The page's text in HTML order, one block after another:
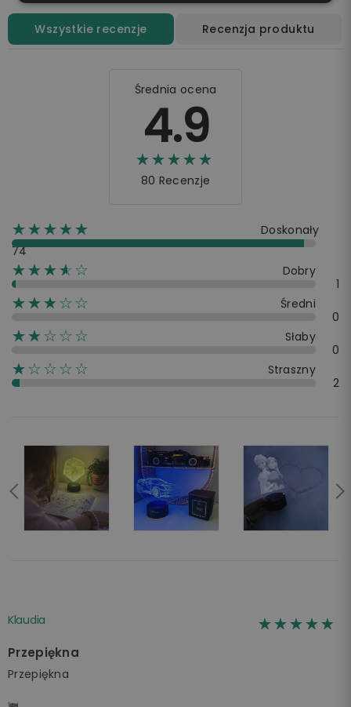
Wszystkie recenzje Recenzja produktu
Średnia ocena
4.9
☆☆☆☆☆
★★★★★
80 Recenzje
☆☆☆☆☆
★★★★★
Doskonały
74
☆☆☆☆☆
★★★★
Dobry
1
☆☆☆☆☆
★★★
Średni
0
☆☆☆☆☆
★★
Słaby
0
☆☆☆☆☆
★
Straszny
2
Klaudia ☆☆☆☆☆
★★★★★
Przepiękna
Przepiękna